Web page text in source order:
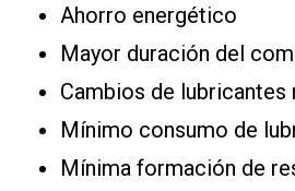
Ahorro energético
Mayor duración del
Cambios de lubricantes
Mínimo consumo de
Mínima formación de